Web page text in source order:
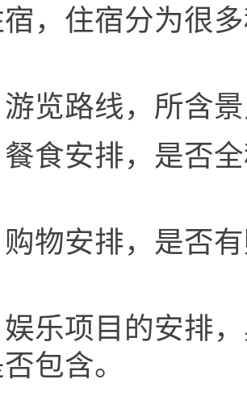
，住宿分为很
览路线，所含
食安排，是否
物安排，是否
乐项目的安排
包含。